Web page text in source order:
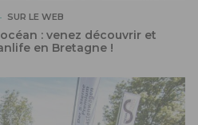
SUR LE WEB
: venez découvrir et
en Bretagne !